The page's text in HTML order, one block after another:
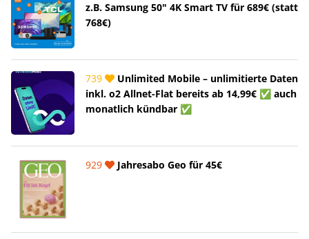
z.B. Samsung 50" 4K Smart TV für 689€ (statt
768€)
739
Unlimited Mobile – unlimitierte Daten
inkl. o2 Allnet-Flat bereits ab 14,99€ ✅ auch
monatlich kündbar ✅
929 Jahresabo Geo für 45€